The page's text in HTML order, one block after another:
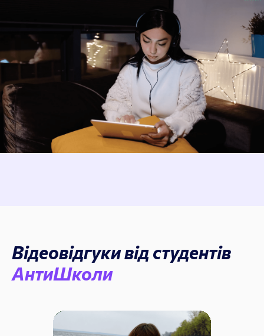
Відеовідгуки від студентів
АнтиШколи